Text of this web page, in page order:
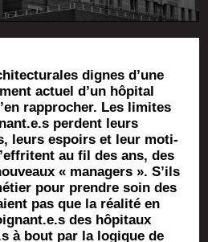
dignes d’une
actuel d’un hôpi­tal
rap­pro­cher. Les limites
perdent leurs
leurs espoirs et leur moti­
au fil des ans, des
« mana­gers ». S’ils
pour prendre soin des
pas que la réa­li­té en
des hôpi­taux
à bout par la logique de